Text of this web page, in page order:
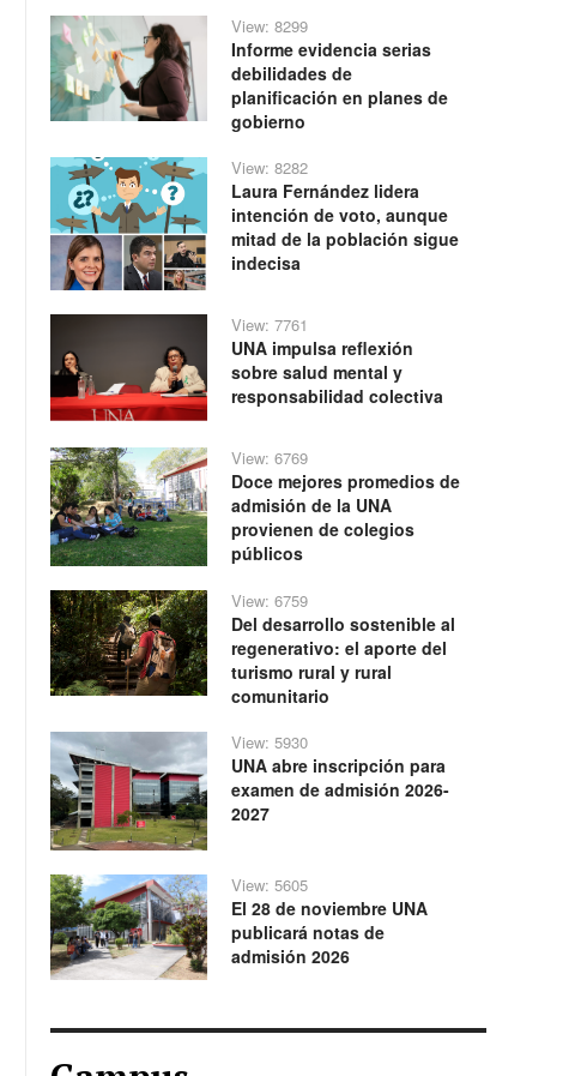
View: 8299
Informe evidencia serias
debilidades de
planificación en planes de
gobierno
View: 8282
Laura Fernández lidera
intención de voto, aunque
mitad de la población sigue
indecisa
View: 7761
UNA impulsa reflexión
sobre salud mental y
responsabilidad colectiva
View: 6769
Doce mejores promedios de
admisión de la UNA
provienen de colegios
públicos
View: 6759
Del desarrollo sostenible al
regenerativo: el aporte del
turismo rural y rural
comunitario
View: 5930
UNA abre inscripción para
examen de admisión 2026-
2027
View: 5605
El 28 de noviembre UNA
publicará notas de
admisión 2026